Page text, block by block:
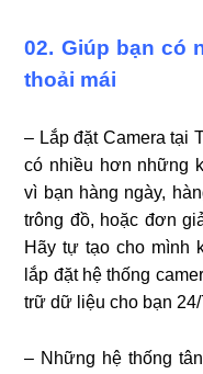
02. Giúp bạn có
thoải mái
– Lắp đặt Camera tại
có nhiều hơn những
vì bạn hàng ngày,
trông đồ, hoặc đơn
Hãy tự tạo cho mình
lắp đặt hệ thống
trữ dữ liệu cho bạn 24/
– Những hệ thống